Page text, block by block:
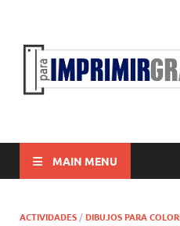
MAIN MENU
ACTIVIDADES /DIBUJOS PARA